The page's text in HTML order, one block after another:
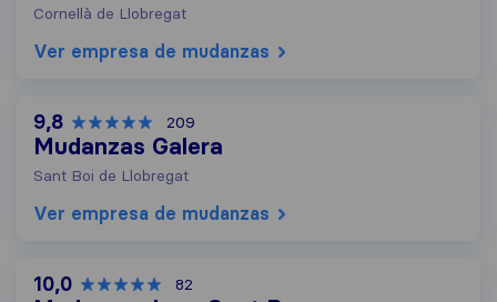
Cornellà de Llobregat
Ver empresa de mudanzas
9,8 209
Mudanzas Galera
Sant Boi de Llobregat
Ver empresa de mudanzas
10,0 82